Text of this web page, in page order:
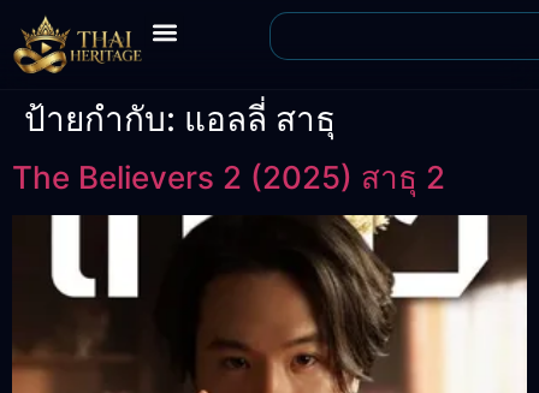
ป้ายกำกับ: แอลลี่ สาธุ
The Believers 2 (2025) สาธุ 2